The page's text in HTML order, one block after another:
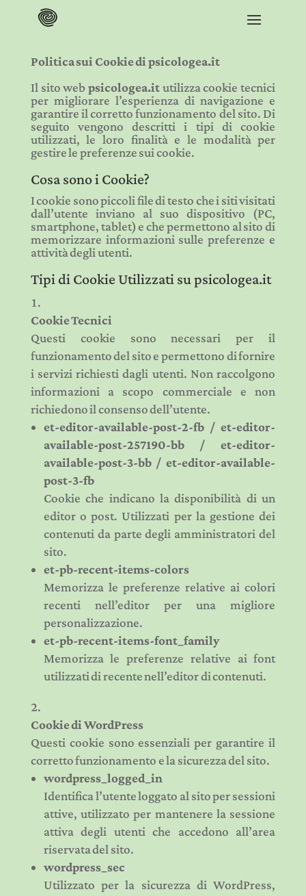
Politica sui Cookie di psicologea.it
Il sito webpsicologea.itutilizza cookie tecnici
per migliorare l’esperienza di navigazione e
garantire il corretto funzionamento del sito. Di
seguito vengono descritti i tipi di cookie
utilizzati, le loro finalità e le modalità per
gestire le preferenze sui cookie.
Cosa sono i Cookie?
I cookie sono piccoli file di testo che i siti visitati
dall’utente inviano al suo dispositivo (PC,
smartphone, tablet) e che permettono al sito di
memorizzare informazioni sulle preferenze e
attività degli utenti.
Tipi di Cookie Utilizzati su psicologea.it
Cookie Tecnici
Questi cookie sono necessari per il
funzionamento del sito e permettono di fornire
i servizi richiesti dagli utenti. Non raccolgono
informazioni a scopo commerciale e non
richiedono il consenso dell’utente.
et-editor-available-post-2-fb / et-editor-
available-post-257190-bb / et-editor-
available-post-3-bb / et-editor-available-
post-3-fb
Cookie che indicano la disponibilità di un
editor o post. Utilizzati per la gestione dei
contenuti da parte degli amministratori del
sito.
et-pb-recent-items-colors
Memorizza le preferenze relative ai colori
recenti nell’editor per una migliore
personalizzazione.
et-pb-recent-items-font_family
Memorizza le preferenze relative ai font
utilizzati di recente nell’editor di contenuti.
Cookie di WordPress
Questi cookie sono essenziali per garantire il
corretto funzionamento e la sicurezza del sito.
wordpress_logged_in
Identifica l’utente loggato al sito per sessioni
attive, utilizzato per mantenere la sessione
attiva degli utenti che accedono all’area
riservata del sito.
wordpress_sec
Utilizzato per la sicurezza di WordPress,